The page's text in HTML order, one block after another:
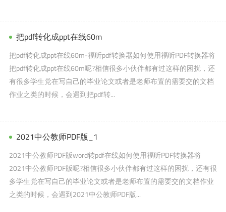
把pdf转化成ppt在线60m
把pdf转化成ppt在线60m-福昕pdf转换器如何使用福昕PDF转换器将
把pdf转化成ppt在线60m呢?相信很多小伙伴都有过这样的困扰，还
有很多学生党在写自己的毕业论文或者是老师布置的需要交的文档
作业之类的时候，会遇到把pdf转...
2021中公教师PDF版_1
2021中公教师PDF版word转pdf在线如何使用福昕PDF转换器将
2021中公教师PDF版呢?相信很多小伙伴都有过这样的困扰，还有很
多学生党在写自己的毕业论文或者是老师布置的需要交的文档作业
之类的时候，会遇到2021中公教师PDF版...